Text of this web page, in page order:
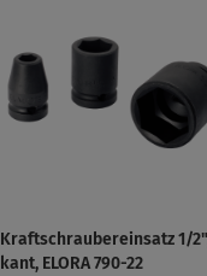
Kraftschraubereinsatz 1/
kant, ELORA 790-22